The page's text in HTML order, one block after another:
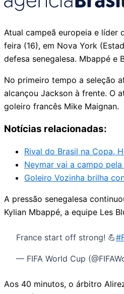
Atual campeã europeia e líder
feira (16), em Nova York
defesa senegalesa. Mbappé e
No primeiro tempo a seleção
alcançou Jackson à frente. O
goleiro francês Mike Maignan.
Notícias relacionadas:
Rival do Brasil na Copa,
Neymar vai a campo
Goleiro Vozinha brilha
A pressão senegalesa
Kylian Mbappé, a equipe Les
France start off strong! 💪
— FIFA World Cup
Aos 40 minutos, o árbitro